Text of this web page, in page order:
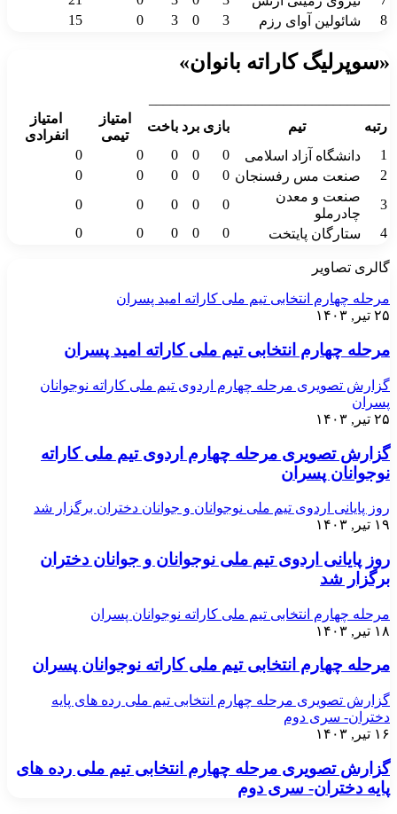
8
شائولین آوای رزم 3
0
3
0
15
«سوپرلیگ کاراته بانوان»
رتبه
تیم بازی برد باخت
امتیاز
تیمی
امتیاز
انفرادی
1
دانشگاه آزاد اسلامی 0
0
0
0
0
2
صنعت مس رفسنجان 0
0
0
0
0
3
صنعت و معدن
چادرملو
0
0
0
0
0
4
ستارگان پایتخت 0
0
0
0
0
گالری تصاویر
مرحله چهارم انتخابی تیم ملی کاراته امید پسران
۲۵ تیر, ۱۴۰۳
مرحله چهارم انتخابی تیم ملی کاراته امید پسران
گزارش تصویری مرحله چهارم اردوی تیم ملی کاراته نوجوانان
پسران
۲۵ تیر, ۱۴۰۳
گزارش تصویری مرحله چهارم اردوی تیم ملی کاراته
نوجوانان پسران
روز پایانی اردوی تیم ملی نوجوانان و جوانان دختران برگزار شد
۱۹ تیر, ۱۴۰۳
روز پایانی اردوی تیم ملی نوجوانان و جوانان دختران
برگزار شد
مرحله چهارم انتخابی تیم ملی کاراته نوجوانان پسران
۱۸ تیر, ۱۴۰۳
مرحله چهارم انتخابی تیم ملی کاراته نوجوانان پسران
گزارش تصویری مرحله چهارم انتخابی تیم ملی رده های پایه
دختران- سری دوم
۱۶ تیر, ۱۴۰۳
گزارش تصویری مرحله چهارم انتخابی تیم ملی رده های
پایه دختران- سری دوم